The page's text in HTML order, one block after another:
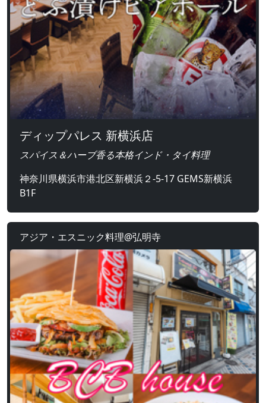
ディップパレス 新横浜店
スパイス＆ハーブ香る本格インド・タイ料理
神奈川県横浜市港北区新横浜２-5-17 GEMS新横浜
B1F
アジア・エスニック料理@弘明寺